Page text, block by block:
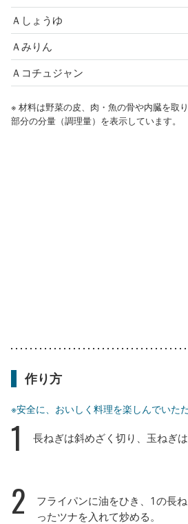
Ａしょうゆ
Ａみりん
Ａコチュジャン
※ 材料は野菜の皮、肉・魚の骨や内臓を取
部分の分量（調理量）を表示しています。
作り方
※安全に、おいしく料理を楽しんでいた
1 長ねぎは斜めざく切り、玉ねぎは
2
フライパンに油をひき、1の長
ったツナを入れて炒める。